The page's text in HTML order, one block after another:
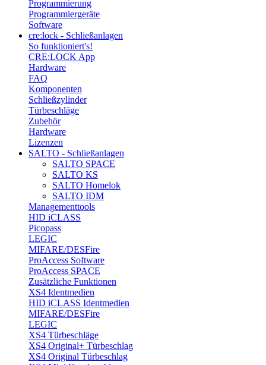
Programmierung
Programmiergeräte
Software
cre:lock - Schließanlagen
So funktioniert's!
CRE:LOCK App
Hardware
FAQ
Komponenten
Schließzylinder
Türbeschläge
Zubehör
Hardware
Lizenzen
SALTO - Schließanlagen
SALTO SPACE
SALTO KS
SALTO Homelok
SALTO IDM
Managementtools
HID iCLASS
Picopass
LEGIC
MIFARE/DESFire
ProAccess Software
ProAccess SPACE
Zusätzliche Funktionen
XS4 Identmedien
HID iCLASS Identmedien
MIFARE/DESFire
LEGIC
XS4 Türbeschläge
XS4 Original+ Türbeschlag
XS4 Original Türbeschlag